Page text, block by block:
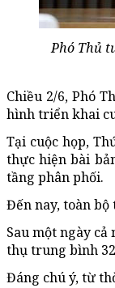
Phó Thủ
Chiều 2/6, Phó
hình triển khai
Tại cuộc họp,
thực hiện bài
tầng phân phối.
Đến nay, toàn
Sau một ngày
thụ trung bình
Đáng chú ý, từ